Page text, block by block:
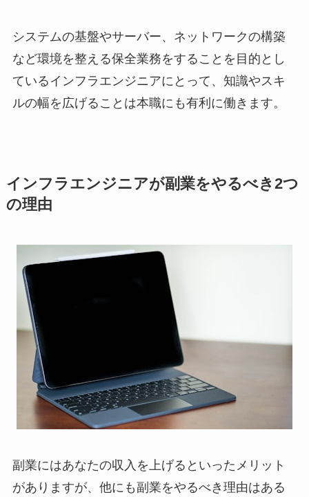
システムの基盤やサーバー、ネットワークの構築
など環境を整える保全業務をすることを目的とし
ているインフラエンジニアにとって、知識やスキ
ルの幅を広げることは本職にも有利に働きます。
インフラエンジニアが副業をやるべき2つ
の理由
副業にはあなたの収入を上げるといったメリット
がありますが、他にも副業をやるべき理由はある